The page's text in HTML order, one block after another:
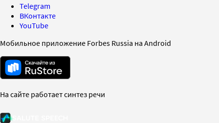
Telegram
ВКонтакте
YouTube
Мобильное приложение Forbes Russia на Android
На сайте работает синтез речи